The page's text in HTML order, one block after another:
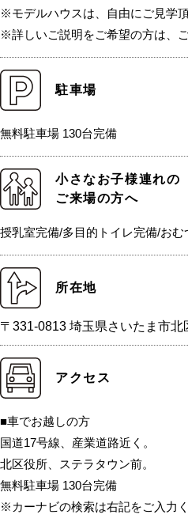
※モデルハウスは、自由にご見学頂
※詳しいご説明をご希望の方は、
駐車場
無料駐車場 130台完備
小さなお子様連れの
ご来場の方へ
授乳室完備/多目的トイレ完備/お
所在地
〒331-0813 埼玉県さいたま市北
アクセス
■車でお越しの方
国道17号線、産業道路近く。
北区役所、ステラタウン前。
無料駐車場 130台完備
※カーナビの検索は右記をご入力